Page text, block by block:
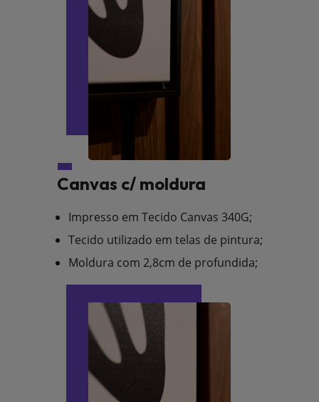
Canvas c/ moldura
Impresso em Tecido Canvas 340G;
Tecido utilizado em telas de pintura;
Moldura com 2,8cm de profundida;